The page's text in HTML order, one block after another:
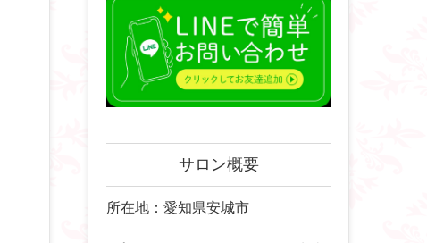
サロン概要
所在地：愛知県安城市